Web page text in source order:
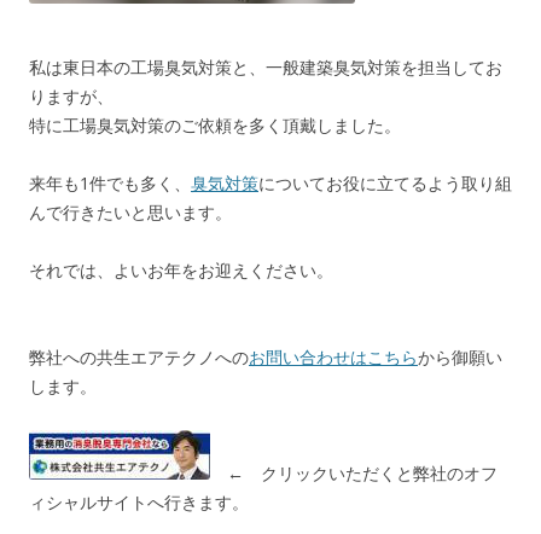
私は東日本の工場臭気対策と、一般建築臭気対策を担当してお
りますが、
特に工場臭気対策のご依頼を多く頂戴しました。
来年も1件でも多く、 臭気対策についてお役に立てるよう取り組
んで行きたいと思います。
それでは、よいお年をお迎えください。
弊社への共生エアテクノへのお問い合わせはこちらから御願い
します。
← クリックいただくと弊社のオフ
ィシャルサイトへ行きます。